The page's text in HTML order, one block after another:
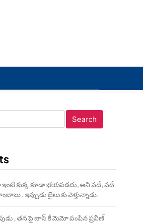
ఇంటి కుక్క కూడా భయపడదు, అని పదే, పదే
, ఇప్పుడు జైలు కు వెళ్తున్నాడు.
, తన పై బాస్ కే మెమో పంపిన ప్రవీణ్